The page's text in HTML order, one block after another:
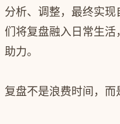
分析、调整，最终实现
们将复盘融入日常生
助力。
复盘不是浪费时间，而